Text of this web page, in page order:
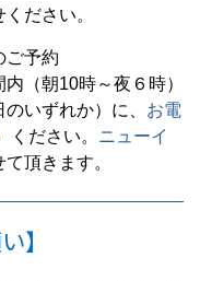
ださい。
ご予約
（朝10時～夜６時）
いずれか）に、 お電
ください。 ニューイ
頂きます。
】